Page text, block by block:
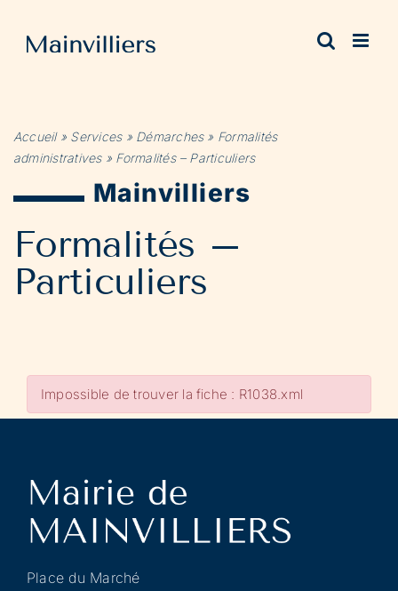
contenu
Accueil» Services» Démarches» Formalités
administratives» Formalités – Particuliers
Mainvilliers
Formalités –
Particuliers
Impossible de trouver la fiche : R1038.xml
Place du Marché